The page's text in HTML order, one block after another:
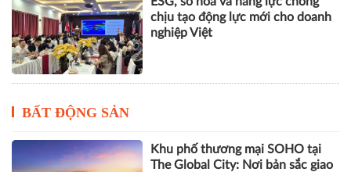
chịu tạo động lực mới cho doanh
nghiệp Việt
BẤT ĐỘNG SẢN
Khu phố thương mại SOHO tại
The Global City: Nơi bản sắc giao